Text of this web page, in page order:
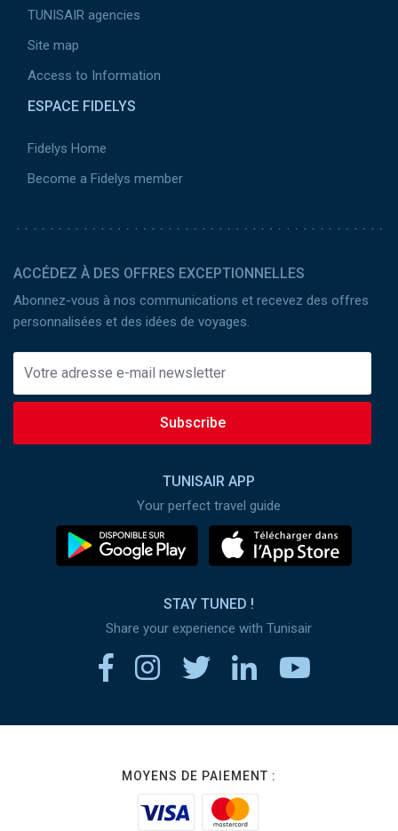
TUNISAIR agencies
Site map
Access to Information
ESPACE FIDELYS
Fidelys Home
Become a Fidelys member
ACCÉDEZ À DES OFFRES EXCEPTIONNELLES
Abonnez-vous à nos communications et recevez des offres
personnalisées et des idées de voyages.
Subscribe
TUNISAIR APP
Your perfect travel guide
STAY TUNED !
Share your experience with Tunisair
MOYENS DE PAIEMENT :